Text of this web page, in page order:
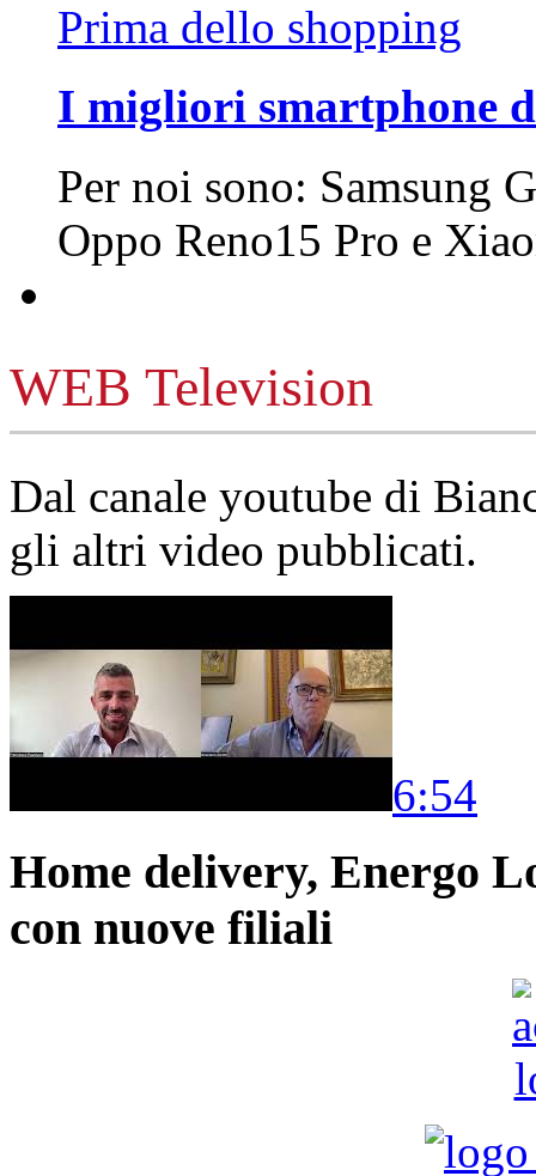
Prima dello shopping
I migliori smartphone
Per noi sono: Samsung
Oppo Reno15 Pro e
WEB Television
Dal canale youtube di
gli altri video pubblicati.
6:54
Home delivery, Energo
con nuove filiali